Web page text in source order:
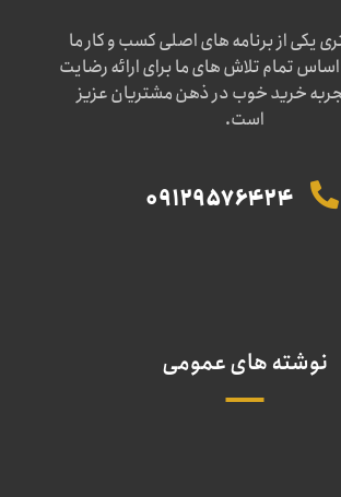
یکی از برنامه های اصلی کسب و کار ما
تمام تلاش های ما برای ارائه رضایت
خرید خوب در ذهن مشتریان عزیز
است.
09129576424
نوشته های عمومی